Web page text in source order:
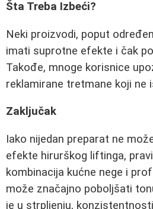
Šta Treba Izbeći?
Neki proizvodi, poput
imati suprotne efekte i čak
Takođe, mnoge korisnice
reklamirane tretmane koji ne
Zaključak
Iako nijedan preparat ne
efekte hirurškog liftinga,
kombinacija kućne nege i
može značajno poboljšati
je u strpljenju,